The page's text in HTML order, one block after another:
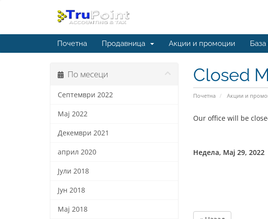
Почетна Продавница Акции и промоции
Closed
Почетна Акции и
По месеци
Септември 2022
Мај 2022
Декември 2021
април 2020
Јули 2018
Јун 2018
Мај 2018
Our office will be
Недела, Мај 29, 2022